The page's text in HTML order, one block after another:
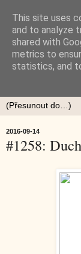
2016-09-14
#1258:
This site uses
and to analyze
shared with
metrics to
statistics, and